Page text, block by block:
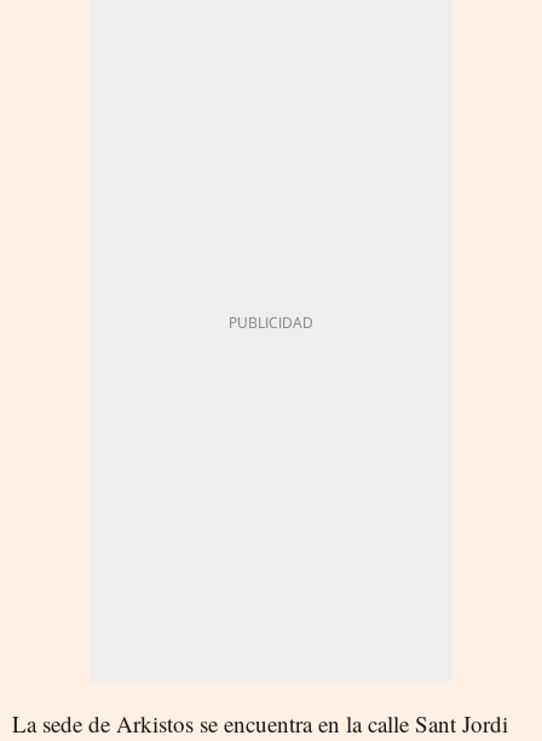
La sede de Arkistos se encuentra en la calle Sant Jordi